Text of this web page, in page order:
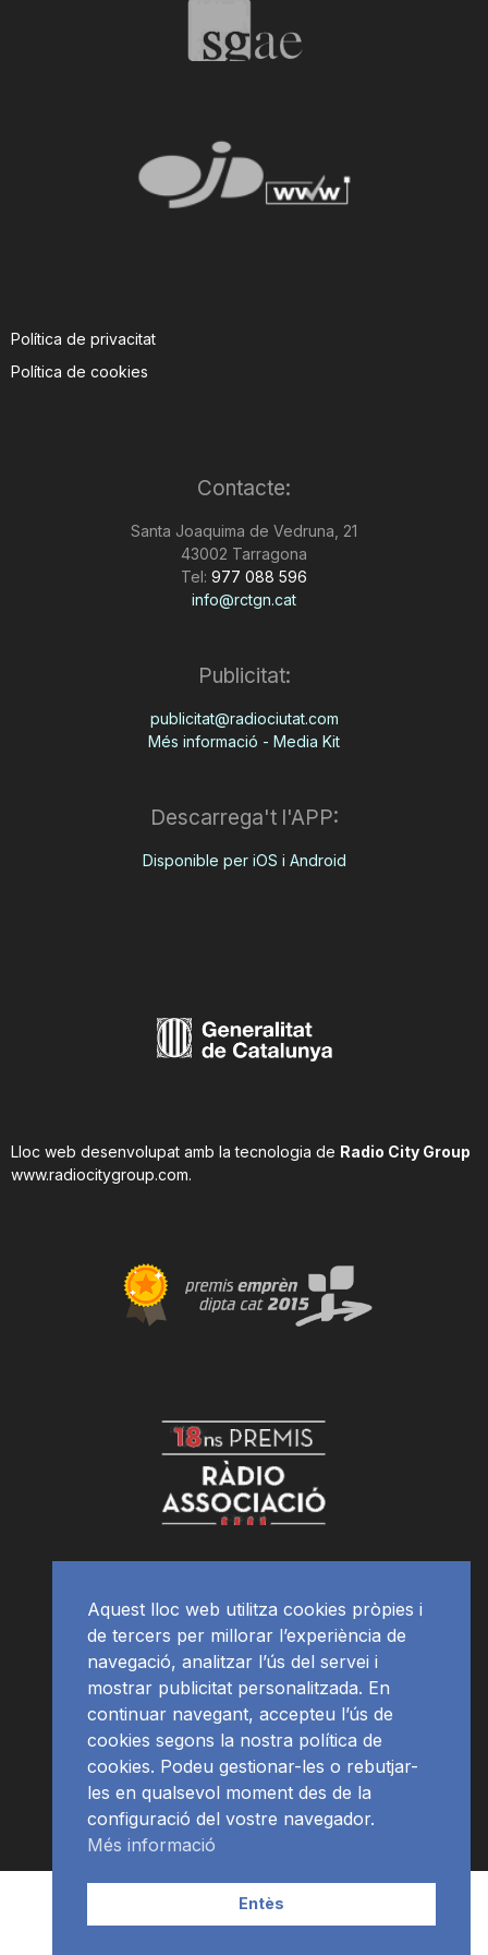
g
Política de privacitat
Política de cookies
Contacte:
Santa Joaquima de Vedruna, 21
43002 Tarragona
Tel: 977 088 596
info@rctgn.cat
Publicitat:
publicitat@radiociutat.com
Més informació - Media Kit
Descarrega't l'APP:
Disponible per iOS i Android
Lloc web desenvolupat amb la tecnologia de Radio City Group
www.radiocitygroup.com.
APP Programació
Aquest lloc web utilitza cookies pròpies i
de tercers per millorar l’experiència de
navegació, analitzar l’ús del servei i
mostrar publicitat personalitzada. En
continuar navegant, accepteu l’ús de
cookies segons la nostra política de
cookies. Podeu gestionar-les o rebutjar-
les en qualsevol moment des de la
configuració del vostre navegador.
Més informació
Entès